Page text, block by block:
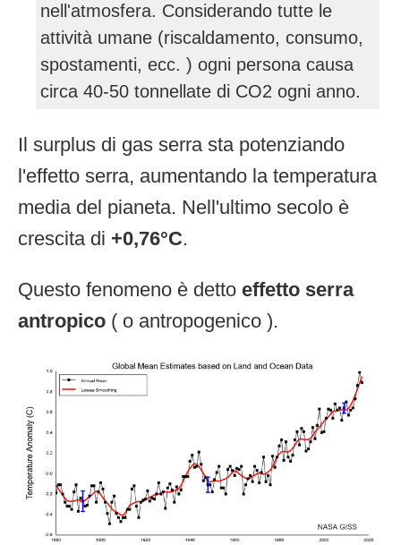
nell'atmosfera. Considerando tutte le
attività umane (riscaldamento, consumo,
spostamenti, ecc. ) ogni persona causa
circa 40-50 tonnellate di CO2 ogni anno.
Il surplus di gas serra sta potenziando
l'effetto serra, aumentando la temperatura
media del pianeta. Nell'ultimo secolo è
crescita di +0,76°C.
Questo fenomeno è detto effetto serra
antropico ( o antropogenico ).